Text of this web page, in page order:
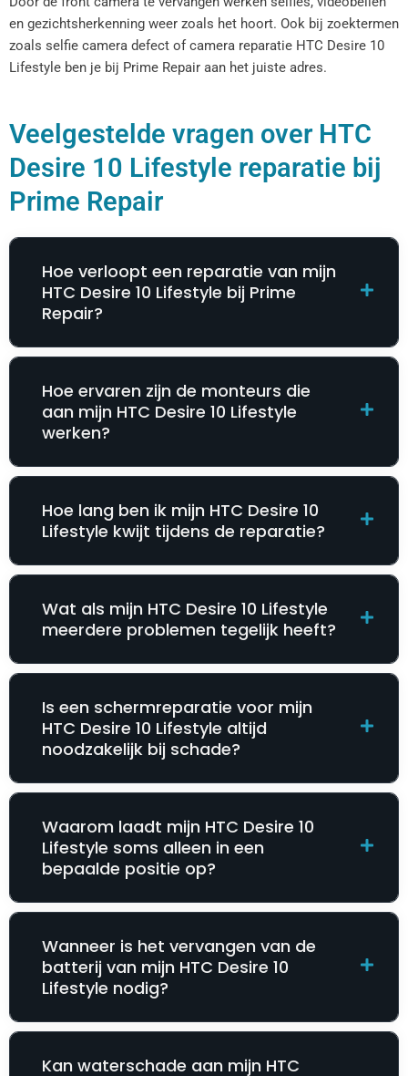
en gezichtsherkenning weer zoals het hoort. Ook bij zoektermen
zoals selfie camera defect of camera reparatie HTC Desire 10
Lifestyle ben je bij Prime Repair aan het juiste adres.
Veelgestelde vragen over HTC
Desire 10 Lifestyle reparatie bij
Prime Repair
Hoe verloopt een reparatie van mijn
HTC Desire 10 Lifestyle bij Prime
Repair?
Hoe ervaren zijn de monteurs die
aan mijn HTC Desire 10 Lifestyle
werken?
Hoe lang ben ik mijn HTC Desire 10
Lifestyle kwijt tijdens de reparatie?
Wat als mijn HTC Desire 10 Lifestyle
meerdere problemen tegelijk heeft?
Is een schermreparatie voor mijn
HTC Desire 10 Lifestyle altijd
noodzakelijk bij schade?
Waarom laadt mijn HTC Desire 10
Lifestyle soms alleen in een
bepaalde positie op?
Wanneer is het vervangen van de
batterij van mijn HTC Desire 10
Lifestyle nodig?
Kan waterschade aan mijn HTC